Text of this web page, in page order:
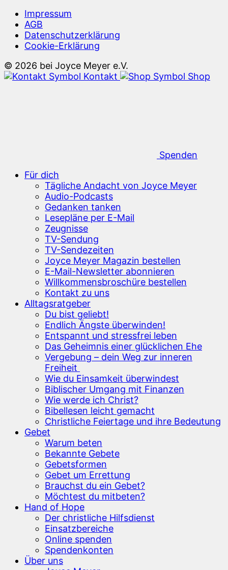
Impressum
AGB
Datenschutzerklärung
Cookie-Erklärung
© 2026 bei Joyce Meyer e.V.
Kontakt
Shop
Spenden
Für dich
Tägliche Andacht von Joyce Meyer
Audio-Podcasts
Gedanken tanken
Lesepläne per E-Mail
Zeugnisse
TV-Sendung
TV-Sendezeiten
Joyce Meyer Magazin bestellen
E-Mail-Newsletter abonnieren
Willkommensbroschüre bestellen
Kontakt zu uns
Alltagsratgeber
Du bist geliebt!
Endlich Ängste überwinden!
Entspannt und stressfrei leben
Das Geheimnis einer glücklichen Ehe
Vergebung – dein Weg zur inneren
Freiheit
Wie du Einsamkeit überwindest
Biblischer Umgang mit Finanzen
Wie werde ich Christ?
Bibellesen leicht gemacht
Christliche Feiertage und ihre Bedeutung
Gebet
Warum beten
Bekannte Gebete
Gebetsformen
Gebet um Errettung
Brauchst du ein Gebet?
Möchtest du mitbeten?
Hand of Hope
Der christliche Hilfsdienst
Einsatzbereiche
Online spenden
Spendenkonten
Über uns